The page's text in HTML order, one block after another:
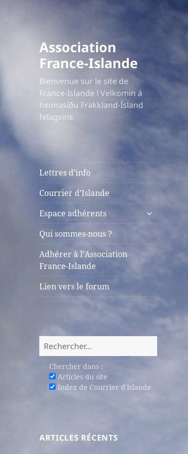
Association
France-Islande
Bienvenue sur le site de
France-Islande ! Velkomin á
heimasíðu Frakkland-Ísland
félagsins
Lettres d’info
Courrier d’Islande
Espace adhérents
ouvrir
menu
Qui sommes-nous ?
Adhérer à l’Association
France-Islande
Lien vers le forum
Rechercher :
Chercher dans :
Articles du site
Index de Courrier d'Islande
ARTICLES RÉCENTS